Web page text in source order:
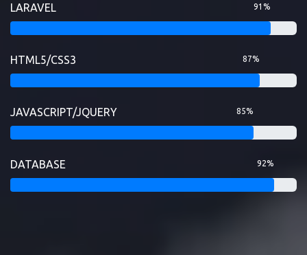
LARAVEL 91%
HTML5/CSS3 87%
JAVASCRIPT/JQUERY 85%
DATABASE 92%